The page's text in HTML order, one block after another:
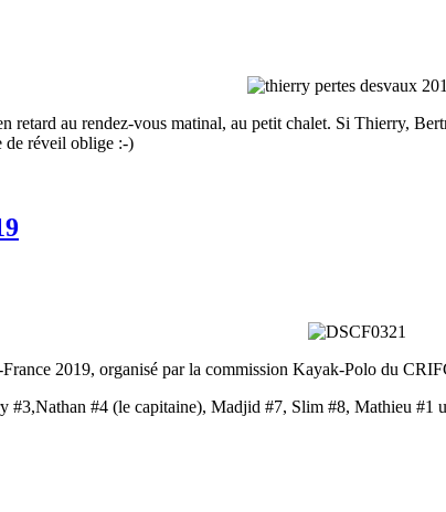
retard au rendez-vous matinal, au petit chalet. Si Thierry,
de réveil oblige :-)
2019, organisé par la commission Kayak-Polo du
#3,Nathan #4 (le capitaine), Madjid #7, Slim #8, Mathieu #1